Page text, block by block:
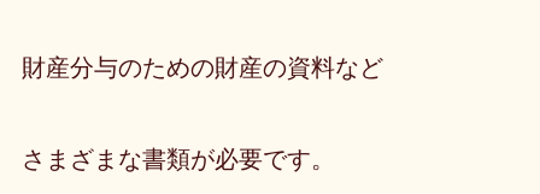
財産分与のための財産の資料など
さまざまな書類が必要です。